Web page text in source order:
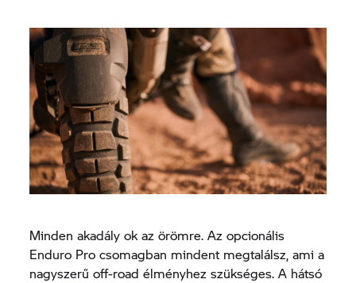
Minden akadály ok az örömre. Az opcionális
Enduro Pro csomagban mindent megtalálsz, ami a
nagyszerű off-road élményhez szükséges. A hátsó